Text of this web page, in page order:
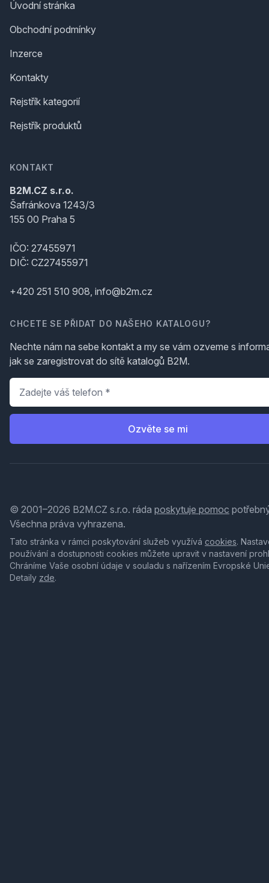
Úvodní stránka
Obchodní podmínky
Inzerce
Kontakty
Rejstřík kategorií
Rejstřík produktů
KONTAKT
B2M.CZ s.r.o.
Šafránkova 1243/3
155 00 Praha 5
IČO: 27455971
DIČ: CZ27455971
+420 251 510 908, info@b2m.cz
CHCETE SE PŘIDAT DO NAŠEHO KATALOGU?
Nechte nám na sebe kontakt a my se vám ozveme s
jak se zaregistrovat do sítě katalogů B2M.
Telefon
Ozvěte se mi
© 2001–2026 B2M.CZ s.r.o. ráda poskytuje pomoc
Všechna práva vyhrazena.
Tato stránka v rámci poskytování služeb využívá cookies.
používání a dostupnosti cookies můžete upravit v nastavení
Chráníme Vaše osobní údaje v souladu s nařízením Evropské
Detaily zde.